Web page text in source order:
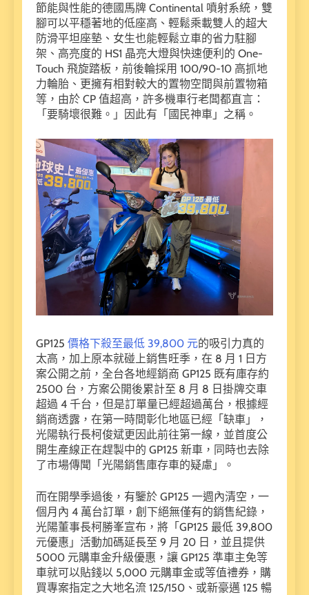
節能與性能的德國馬牌 Continental 噴射系統，雙
腳可以平穩著地的低座高、輕鬆乘載雙人的超大
防滑平坦座墊、女生也能輕鬆立車的省力駐腳
架、高亮度的 HS1 晶亮大燈與快速便利的 One-
Touch 飛旋踏板，前後輪採用 100/90-10 高抓地
力輪胎、更擁有相對較大的置物空間與前置物箱
等，由於 CP 值超高，許多機車行老闆都直言：
「要騎壞很難。」因此有「國民神車」之稱。
GP125 價格下殺至最低 39,800 元的吸引力真的
太高，加上原本就碰上銷售旺季，在 8 月 1 日方
案公開之前，全台各地經銷商 GP125 既有庫存約
2500 台，方案公開後累計至 8 月 8 日掛牌交車
超過 4 千台，但是訂單量已經超過萬台，根據經
銷商透露，在第一時間彰化地區已經「缺車」，
光陽執行長柯俊斌更因此前往第一線，並首度公
開生產線正在趕製中的 GP125 新車，同時也去除
了市場傳聞「光陽銷售庫存車的疑慮」。
而在開學季過後，有鑒於 GP125 一週內清空，一
個月內 4 萬台訂單，創下絕無僅有的銷售紀錄，
光陽董事長柯勝峯宣布，將「GP125 最低 39,800
元優惠」活動加碼延長至 9 月 20 日，並且提供
5000 元購車金升級優惠，讓 GP125 準車主免等
車就可以貼錢以 5,000 元購車金或等值禮券，購
買專案指定之大地名流 125/150、或新豪邁 125 暢